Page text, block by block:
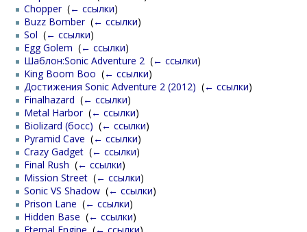
Chopper‎ (← ссылки)
Buzz Bomber‎ (← ссылки)
Sol (← ссылки)
Egg Golem (← ссылки)
Шаблон:Sonic Adventure 2 (← ссылки)
King Boom Boo (← ссылки)
Достижения Sonic Adventure 2 (2012) (← ссылки)
Finalhazard (← ссылки)
Metal Harbor‎ (← ссылки)
Biolizard (босс) (← ссылки)
Pyramid Cave (← ссылки)
Crazy Gadget (← ссылки)
Final Rush (← ссылки)
Mission Street (← ссылки)
Sonic VS Shadow (← ссылки)
Prison Lane (← ссылки)
Hidden Base (← ссылки)